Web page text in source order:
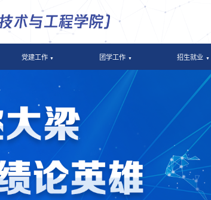
党建工作 团学工作 招生就业